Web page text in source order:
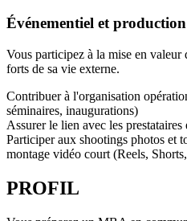
Événementiel et
Vous participez à la mise en valeur
forts de sa vie externe.
Contribuer à l'organisation
séminaires, inaugurations)
Assurer le lien avec les prestataires
Participer aux shootings photos et
montage vidéo court (Reels,
PROFIL